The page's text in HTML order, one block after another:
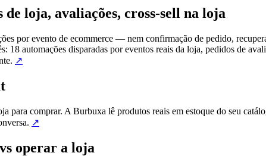
loja, avaliações, cross-sell na loja
por evento de ecommerce — nem confirmação de pedido,
automações disparadas por eventos reais da loja, pedidos de
↗
para comprar. A Burbuxa lê produtos reais em estoque do seu
↗
operar a loja